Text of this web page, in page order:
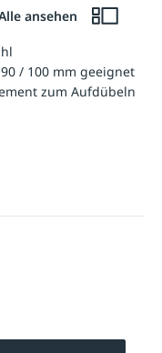
ansehen
/ 100 mm geeignet
zum Aufdübeln